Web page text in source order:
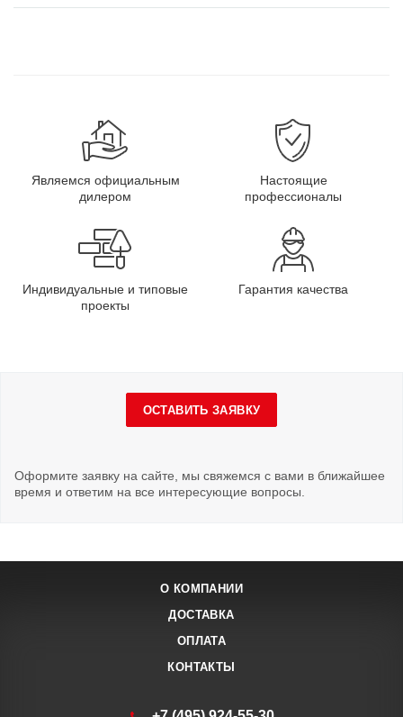
Являемся официальным
дилером
Настоящие
профессионалы
Индивидуальные и типовые
проекты
Гарантия качества
ОСТАВИТЬ ЗАЯВКУ
Оформите заявку на сайте, мы свяжемся с вами в ближайшее
время и ответим на все интересующие вопросы.
О КОМПАНИИ
ДОСТАВКА
ОПЛАТА
КОНТАКТЫ